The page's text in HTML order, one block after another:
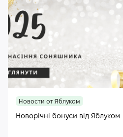
Новости от Яблуком
Новорічні бонуси від Яблуком